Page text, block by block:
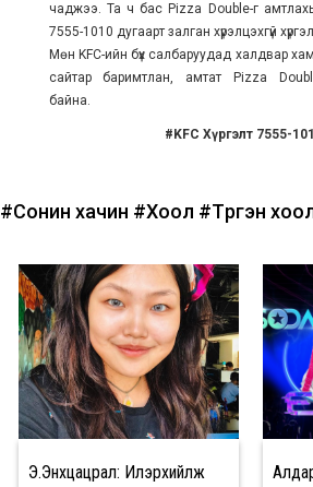
чаджээ. Та ч бас Pizza Double-г амтлахыг
7555-1010 дугаарт залган хүрэлцэхгүй
Мөн KFC-ийн бүх салбаруудад халдвар
сайтар баримтлан, амтат Pizza
байна.
#KFC Хүргэлт 7555-
#Сонин хачин #Хоол #Түргэн
Э.Энхцацрал: Илэрхийлж